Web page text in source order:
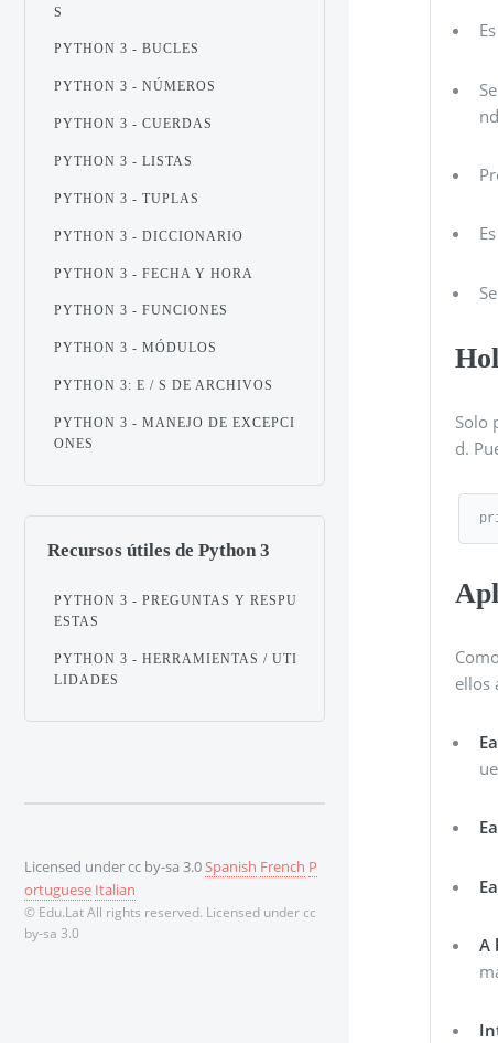
Solo
d.
ellos
A
S
PYTHON 3 - BUCLES
PYTHON 3 - NÚMEROS
PYTHON 3 - CUERDAS
PYTHON 3 - LISTAS
PYTHON 3 - TUPLAS
PYTHON 3 - DICCIONARIO
PYTHON 3 - FECHA Y HORA
PYTHON 3 - FUNCIONES
PYTHON 3 - MÓDULOS
PYTHON 3: E / S DE ARCHIVOS
PYTHON 3 - MANEJO DE EXCEPCI
ONES
Recursos útiles de Python 3
PYTHON 3 - PREGUNTAS Y RESPU
ESTAS
PYTHON 3 - HERRAMIENTAS / UTI
LIDADES
Licensed under cc by-sa 3.0Spanish French P
ortuguese Italian
© Edu.Lat All rights reserved. Licensed under cc
by-sa 3.0